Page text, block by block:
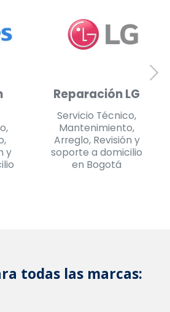
y
Reparación
Challenger
Servicio Técnico,
Mantenimiento,
Arreglo, Revisión y
soporte a domicilio
todas las marcas: